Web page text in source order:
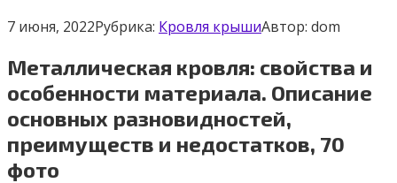
7 июня, 2022Рубрика: Кровля крышиАвтор: dom
Металлическая кровля: свойства и
особенности материала. Описание
основных разновидностей,
преимуществ и недостатков, 70
фото